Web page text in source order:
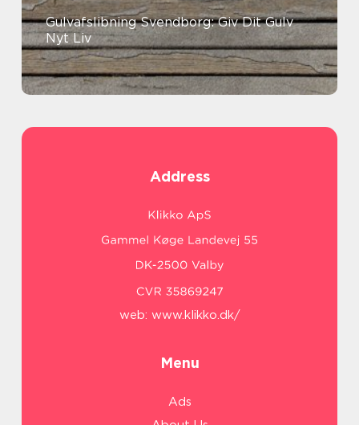
Gulvafslibning Svendborg: Giv Dit Gulv
Nyt Liv
Address
web: www.klikko.dk/
Menu
Ads